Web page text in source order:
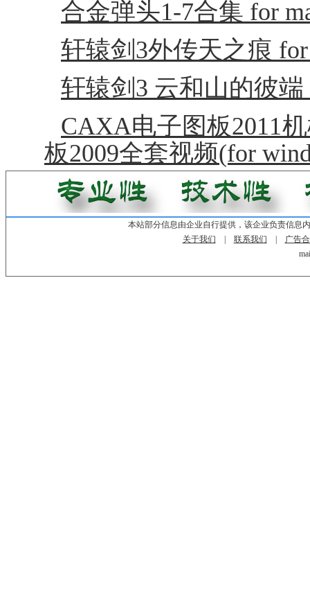
合金弹头1-7合集 for
轩辕剑3外传天之痕 for
轩辕剑3 云和山的彼端
CAXA电子图板2011
板2009全套视频(for
本站部分信息由企业自行提供，该企业负责信息
关于我们
联系我们
广告